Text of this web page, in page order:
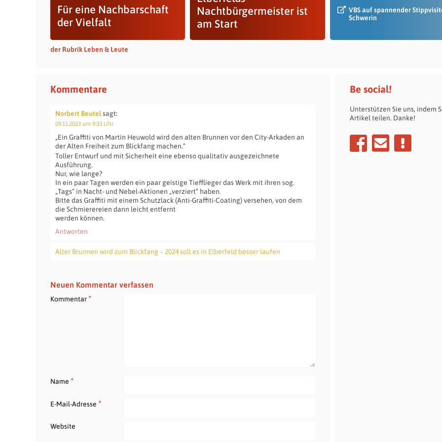
Für eine Nachbarschaft
der Vielfalt
Nachtbürgermeister ist
am Start
VBS auf spannender
Schwerin
der Rubrik Leben & Leute
Kommentare
Norbert Beutelsagt:
09.11.2023 um 9:33 Uhr
„Ein Graffiti von Martin Heuwold wird den alten Brunnen vor den City-Arkaden an
der Alten Freiheit zum Blickfang machen.“
Toller Entwurf und mit Sicherheit eine ebenso qualitativ ausgezeichnete
Ausführung.
Nur, wie lange?
In ein paar Tagen werden ein paar geistige Tiefflieger das Werk mit ihren sog.
„Tags“ in Nacht- und Nebel-Aktionen „verziert“ haben.
Bitte das Graffiti mit einem Schutzlack (Anti-Graffiti-Coating) versehen, von dem
die Schmierereien dann leicht entfernt
werden können.
Antworten
Alter Brunnen wird zum Blickfang – 2024 soll es in Elberfeld besser laufen
Neuen Kommentar verfassen
Kommentar*
Name *
E-Mail-Adresse *
Website
Be social!
Unterstützen Sie uns, indem
Artikel teilen. Danke!